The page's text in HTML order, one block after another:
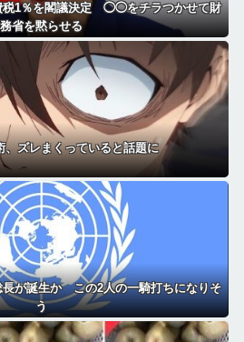
税1％を閣議決定 ◯◯をチラつかせて財
務省を黙らせる
、ズレまくっていると話題に
長が誕生か この2人の一騎打ちになりそ
う